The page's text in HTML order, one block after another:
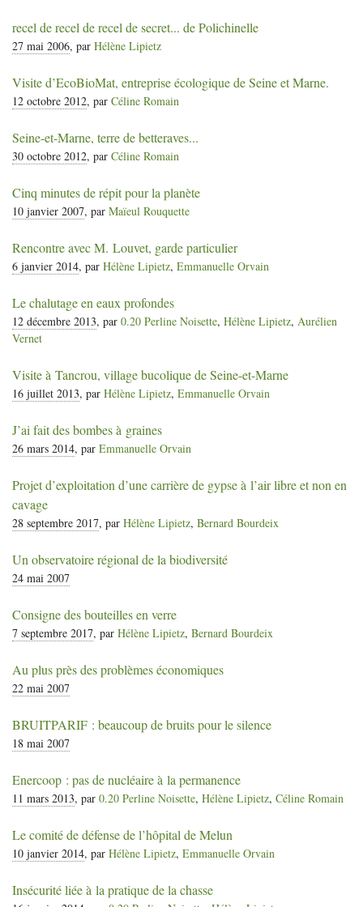
recel de recel de recel de secret... de Polichinelle
27 mai 2006, par Hélène Lipietz
Visite d’EcoBioMat, entreprise écologique de Seine et Marne.
12 octobre 2012, par Céline Romain
Seine-et-Marne, terre de betteraves...
30 octobre 2012, par Céline Romain
Cinq minutes de répit pour la planète
10 janvier 2007, par Maïeul Rouquette
Rencontre avec M. Louvet, garde particulier
6 janvier 2014, par Hélène Lipietz, Emmanuelle Orvain
Le chalutage en eaux profondes
12 décembre 2013, par 0.20 Perline Noisette, Hélène Lipietz, Aurélien
Vernet
Visite à Tancrou, village bucolique de Seine-et-Marne
16 juillet 2013, par Hélène Lipietz, Emmanuelle Orvain
J’ai fait des bombes à graines
26 mars 2014, par Emmanuelle Orvain
Projet d’exploitation d’une carrière de gypse à l’air libre et non en
cavage
28 septembre 2017, par Hélène Lipietz, Bernard Bourdeix
Un observatoire régional de la biodiversité
24 mai 2007
Consigne des bouteilles en verre
7 septembre 2017, par Hélène Lipietz, Bernard Bourdeix
Au plus près des problèmes économiques
22 mai 2007
BRUITPARIF : beaucoup de bruits pour le silence
18 mai 2007
Enercoop : pas de nucléaire à la permanence
11 mars 2013, par 0.20 Perline Noisette, Hélène Lipietz, Céline Romain
Le comité de défense de l’hôpital de Melun
10 janvier 2014, par Hélène Lipietz, Emmanuelle Orvain
Insécurité liée à la pratique de la chasse